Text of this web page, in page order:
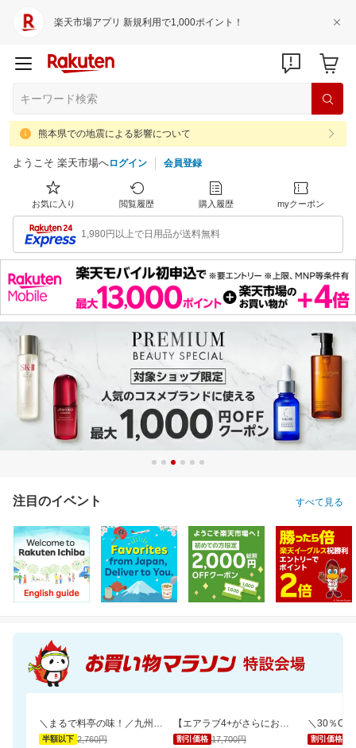
楽天市場アプリ 新規利用で1,000ポイント！
熊本県での地震による影響について
ようこそ 楽天市場へログイン 会員登録
お気に入り 閲覧履歴 購入履歴 myクーポン
1,980円以上で日用品が送料無料
注目のイベント すべて見る
＼まるで料亭の味！／九州産あご厳選使用「五縁のあご入りだし」
半額以下 2,760円
【エアラブ4+がさらにお得に！数量限定でポーチプレゼントも】エアラブ5/4+ 2個セット
割引価格 17,700円 割引価格